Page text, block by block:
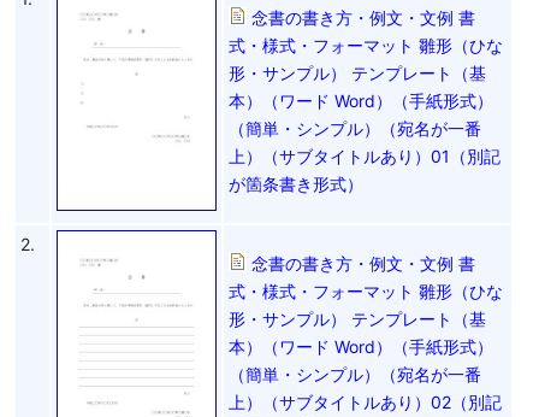
念書の書き方・例文・文例 書
式・様式・フォーマット 雛形（ひな
形・サンプル） テンプレート（基
本）（ワード Word）（手紙形式）
（簡単・シンプル）（宛名が一番
上）（サブタイトルあり）01（別記
が箇条書き形式）
2.
念書の書き方・例文・文例 書
式・様式・フォーマット 雛形（ひな
形・サンプル） テンプレート（基
本）（ワード Word）（手紙形式）
（簡単・シンプル）（宛名が一番
上）（サブタイトルあり）02（別記